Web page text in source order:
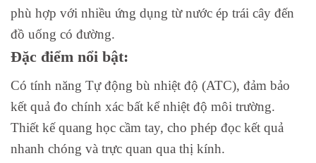
phù hợp với nhiều ứng dụng từ nước ép trái cây đến
đồ uống có đường.
Đặc điểm nổi bật:
Có tính năng Tự động bù nhiệt độ (ATC), đảm bảo
kết quả đo chính xác bất kể nhiệt độ môi trường.
Thiết kế quang học cầm tay, cho phép đọc kết quả
nhanh chóng và trực quan qua thị kính.